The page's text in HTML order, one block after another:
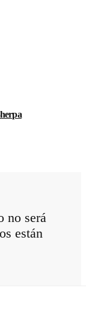
no será
están